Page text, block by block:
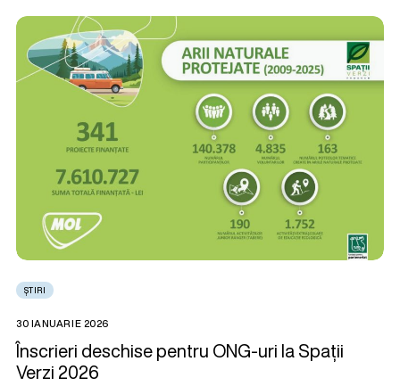
ȘTIRI
30 IANUARIE 2026
Înscrieri deschise pentru ONG-uri la Spații
Verzi 2026